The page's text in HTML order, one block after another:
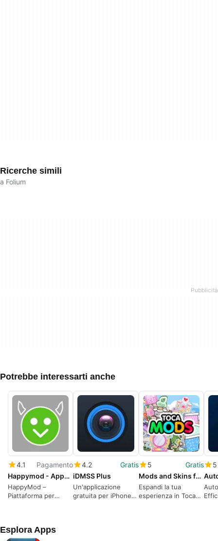
Ricerche simili
a Folium
Potrebbe interessarti anche
4.1
Pagamento
Happymod - Apps Game notes
HappyMod –
Piattaforma per
4.2
Gratis
iDMSS Plus
Un'applicazione
gratuita per iPhone,
5
Gratis
Mods and Skins for Toca World
Espandi la tua
esperienza in Toca
5
Esplora Apps